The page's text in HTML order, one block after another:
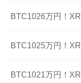
BTC1026万円！
BTC1025万円！
BTC1021万円！